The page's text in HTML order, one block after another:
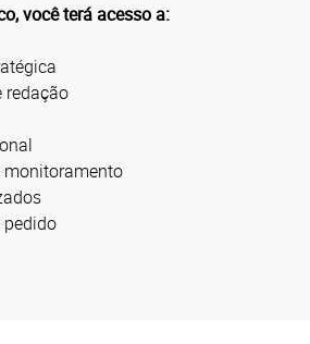
você terá acesso a:
redação
monitoramento